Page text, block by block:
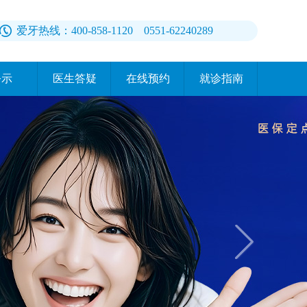
爱牙热线：400-858-1120 0551-62240289
医生答疑 在线预约 就诊指南